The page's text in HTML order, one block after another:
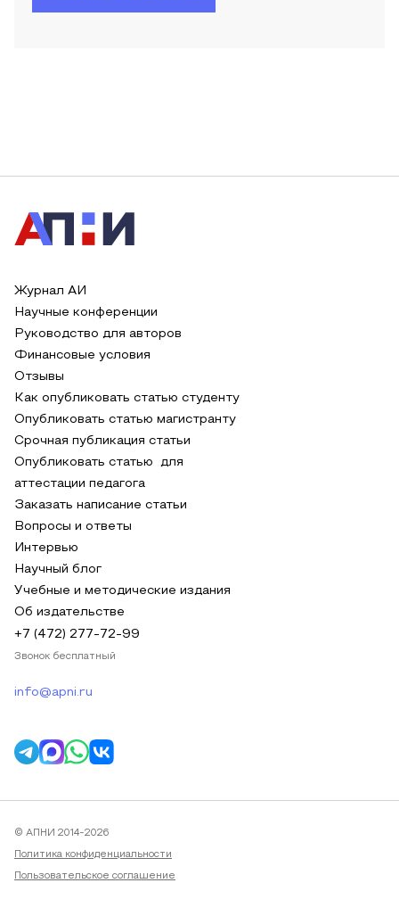
Журнал АИ
Научные конференции
Руководство для авторов
Финансовые условия
Отзывы
Как опубликовать статью студенту
Опубликовать статью магистранту
Срочная публикация статьи
Опубликовать статью для
аттестации педагога
Заказать написание статьи
Вопросы и ответы
Интервью
Научный блог
Учебные и методические издания
Об издательстве
+7 (472) 277-72-99
Звонок бесплатный
info@apni.ru
© АПНИ 2014-2026
Политика конфиденциальности
Пользовательское соглашение